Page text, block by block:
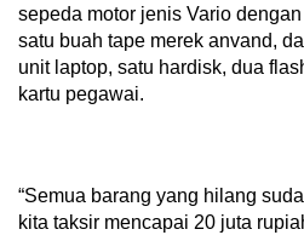
sepeda motor jenis Vario
satu buah tape merek anvand,
unit laptop, satu hardisk, dua
kartu pegawai.
“Semua barang yang hilang
kita taksir mencapai 20 juta